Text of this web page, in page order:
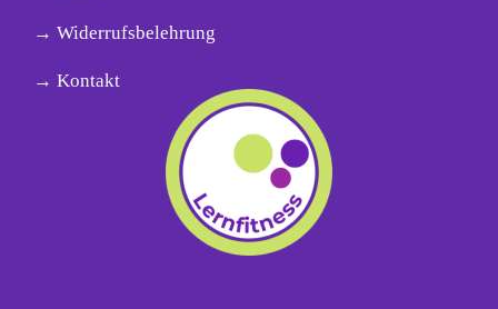
→ Widerrufsbelehrung
→ Kontakt